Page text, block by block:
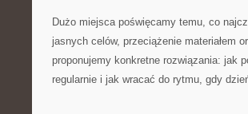
Dużo miejsca poświęcamy temu, co
jasnych celów, przeciążenie materiałem
proponujemy konkretne rozwiązania: jak
regularnie i jak wracać do rytmu, gdy